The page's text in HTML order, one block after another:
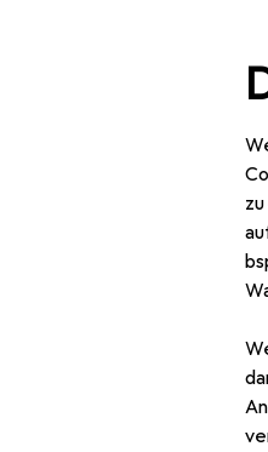
Navigation nach Kategorien